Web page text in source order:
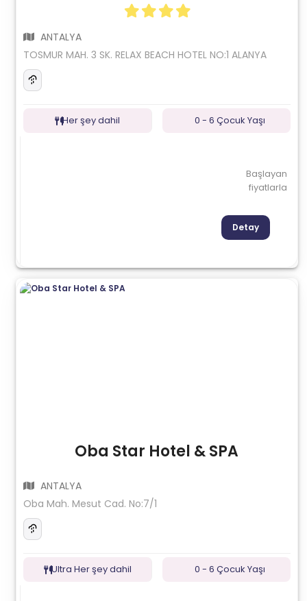
ANTALYA
TOSMUR MAH. 3 SK. RELAX BEACH HOTEL NO:1 ALANYA
Her şey dahil 0 - 6 Çocuk Yaşı
Başlayan
fiyatlarla
Detay
Oba Star Hotel & SPA
ANTALYA
Oba Mah. Mesut Cad. No:7/1
Ultra Her şey dahil 0 - 6 Çocuk Yaşı